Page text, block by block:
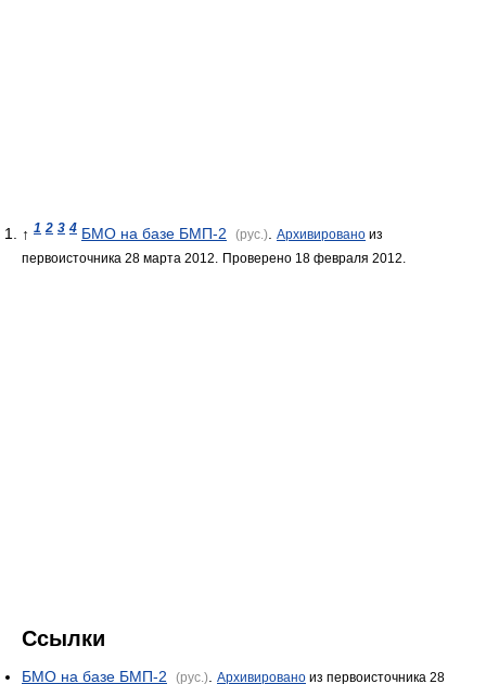
↑ 1 2 3 4 БМО на базе БМП-2 (рус.). Архивировано из
первоисточника 28 марта 2012.
Проверено 18 февраля 2012.
Ссылки
БМО на базе БМП-2 (рус.). Архивировано из первоисточника 28